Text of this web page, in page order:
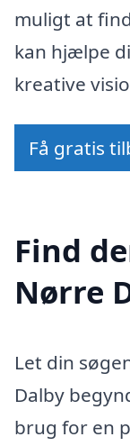
muligt at
kan hjælpe
kreative
Få gratis
Find
Nørre
Let din
Dalby
brug for en